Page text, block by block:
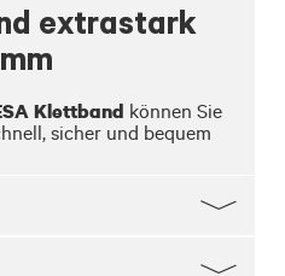
extrastark
Klettband können Sie
sicher und bequem